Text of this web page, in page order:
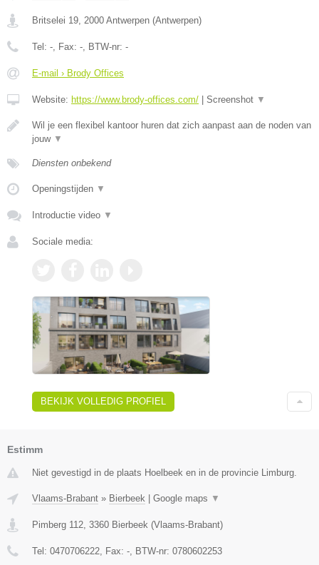
Britselei 19 2000 Antwerpen (Antwerpen)
Tel: - , Fax: - , BTW-nr: -
E-mail › Brody Offices
Website: https://www.brody-offices.com/ | Screenshot ▼
Wil je een flexibel kantoor huren dat zich aanpast aan de noden van
jouw ▼
Diensten onbekend
Openingstijden ▼
Introductie video ▼
Sociale media:
BEKIJK VOLLEDIG PROFIEL
Estimm
Niet gevestigd in de plaats Hoelbeek en in de provincie Limburg.
Vlaams-Brabant » Bierbeek Google maps ▼
Pimberg 112 3360 Bierbeek (Vlaams-Brabant)
Tel: 0470706222 , Fax: - , BTW-nr: 0780602253